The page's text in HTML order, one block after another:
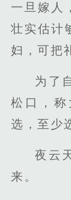
一旦嫁人
壮实估计
妇，可把
为了
松口，
选，至少
夜云
来。